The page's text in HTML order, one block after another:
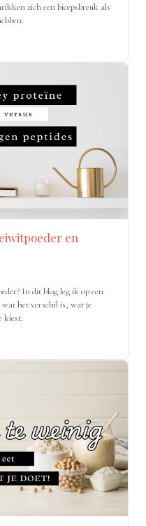
zich een bicepsbreuk als
en
In dit blog leg ik op een
wat het verschil is, wat je
kiest.